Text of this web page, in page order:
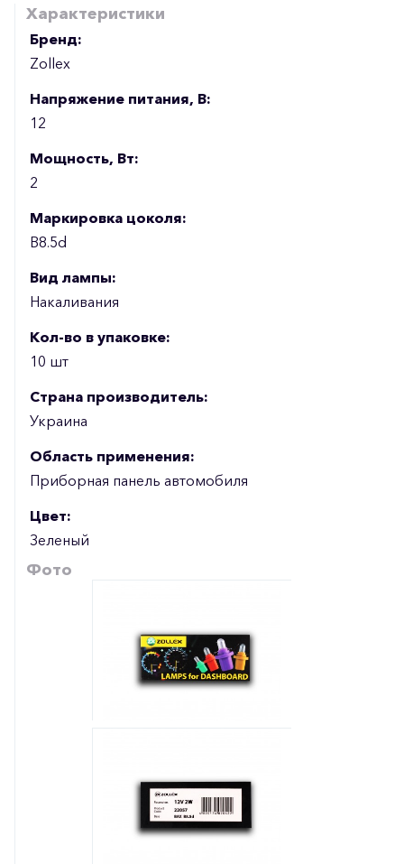
Характеристики
Бренд:
Zollex
Напряжение питания, В:
12
Мощность, Вт:
2
Маркировка цоколя:
B8.5d
Вид лампы:
Накаливания
Кол-во в упаковке:
10 шт
Страна производитель:
Украина
Область применения:
Приборная панель автомобиля
Цвет:
Зеленый
Фото